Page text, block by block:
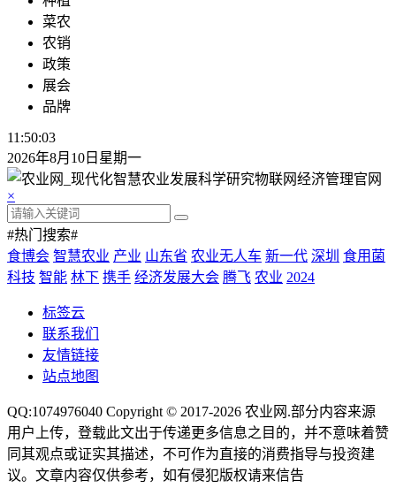
菜农
农销
政策
展会
品牌
11:50:04
2026年8月10日星期一
×
#热门搜索#
食博会 智慧农业 产业 山东省 农业无人车 新一代 深圳
食用菌
科技 智能 林下 携手 经济发展大会 腾飞 农业 2024
标签云
联系我们
友情链接
站点地图
QQ:1074976040 Copyright © 2017-2026 农业网 .部分内容来源
用户上传，登载此文出于传递更多信息之目的，并不意味着赞
同其观点或证实其描述，不可作为直接的消费指导与投资建
议。文章内容仅供参考，如有侵犯版权请来信告